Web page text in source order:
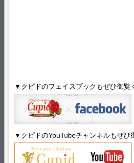
▼クピドのフェイスブックもぜひ御覧
▼クピドのYouTubeチャンネルもぜひ